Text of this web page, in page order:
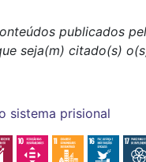
publicados
seja(m) citado(s)
sistema prisional